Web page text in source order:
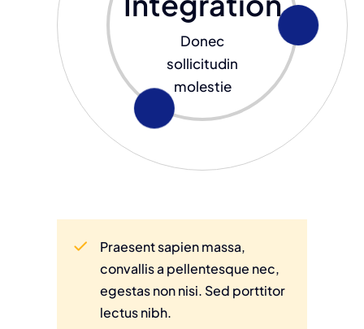
Donec
sollicitudin
molestie
Praesent sapien massa,
convallis a pellentesque nec,
egestas non nisi. Sed porttitor
lectus nibh.